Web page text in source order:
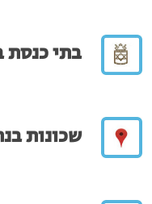
בתי כנסת
שכונות